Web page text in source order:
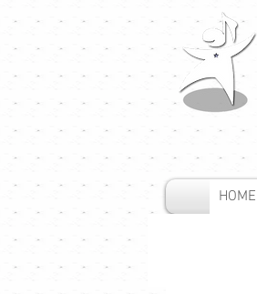
HOME